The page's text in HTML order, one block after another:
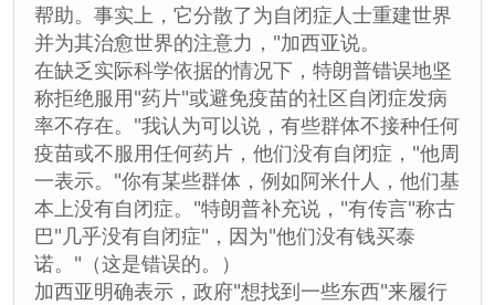
帮助。事实上，它分散了为自闭症人士重建世界
并为其治愈世界的注意力，"加西亚说。
在缺乏实际科学依据的情况下，特朗普错误地坚
称拒绝服用"药片"或避免疫苗的社区自闭症发病
率不存在。"我认为可以说，有些群体不接种任何
疫苗或不服用任何药片，他们没有自闭症，"他周
一表示。"你有某些群体，例如阿米什人，他们基
本上没有自闭症。"特朗普补充说，"有传言"称古
巴"几乎没有自闭症"，因为"他们没有钱买泰
诺。"（这是错误的。）
加西亚明确表示，政府"想找到一些东西"来履行